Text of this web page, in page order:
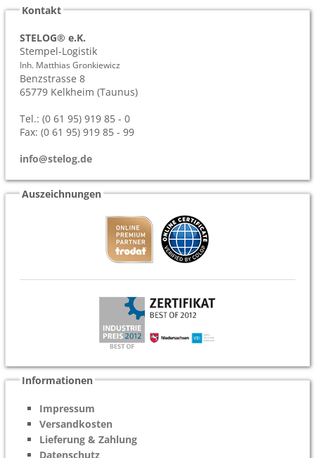
Kontakt
STELOG® e.K.
Stempel-Logistik
Inh. Matthias Gronkiewicz
Benzstrasse 8
65779 Kelkheim (Taunus)
Tel.: (0 61 95) 919 85 - 0
Fax: (0 61 95) 919 85 - 99
info@stelog.de
Auszeichnungen
Informationen
Impressum
Versandkosten
Lieferung & Zahlung
Datenschutz